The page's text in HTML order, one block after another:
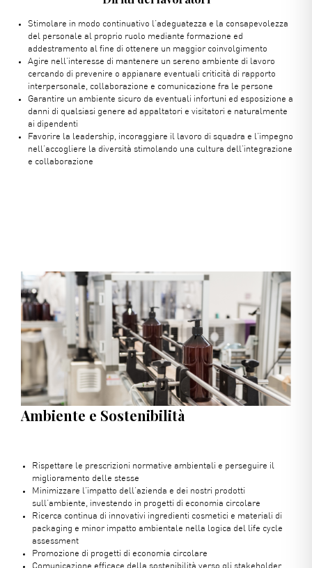
Stimolare in modo continuativo l’adeguatezza e la consapevolezza
del personale al proprio ruolo mediante formazione ed
addestramento al fine di ottenere un maggior coinvolgimento
Agire nell’interesse di mantenere un sereno ambiente di lavoro
cercando di prevenire o appianare eventuali criticità di rapporto
interpersonale, collaborazione e comunicazione fra le persone
Garantire un ambiente sicuro da eventuali infortuni ed esposizione a
danni di qualsiasi genere ad appaltatori e visitatori e naturalmente
ai dipendenti
Favorire la leadership, incoraggiare il lavoro di squadra e l’impegno
nell’accogliere la diversità stimolando una cultura dell’integrazione
e collaborazione
Ambiente e Sostenibilità
Rispettare le prescrizioni normative ambientali e perseguire il
miglioramento delle stesse
Minimizzare l’impatto dell’azienda e dei nostri prodotti
sull’ambiente, investendo in progetti di economia circolare
Ricerca continua di innovativi ingredienti cosmetici e materiali di
packaging e minor impatto ambientale nella logica del life cycle
assessment
Promozione di progetti di economia circolare